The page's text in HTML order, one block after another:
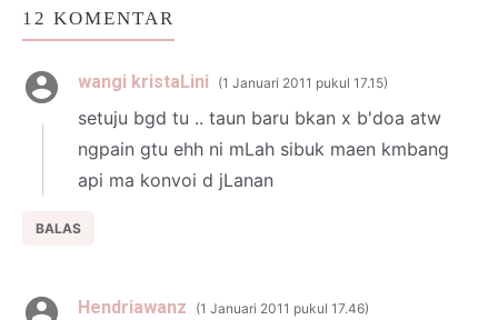
12 KOMENTAR
wangi kristaLini 1 Januari 2011 pukul 17.15
setuju bgd tu .. taun baru bkan x b'doa atw
ngpain gtu ehh ni mLah sibuk maen kmbang
api ma konvoi d jLanan
BALAS
Hendriawanz 1 Januari 2011 pukul 17.46